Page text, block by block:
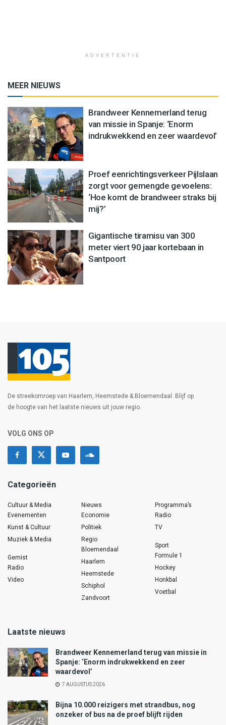
ADVERTENTIE
MEER NIEUWS
Brandweer Kennemerland terug
van missie in Spanje: ‘Enorm
indrukwekkend en zeer waardevol’
Proef eenrichtingsverkeer Pijlslaan
zorgt voor gemengde gevoelens:
‘Hoe komt de brandweer straks bij
mij?’
Gigantische tiramisu van 300
meter viert 90 jaar kortebaan in
Santpoort
De streekomroep van Haarlem, Heemstede & Bloemendaal. Blijf op
de hoogte van het laatste nieuws uit jouw regio.
VOLG ONS OP
Categorieën
Cultuur & Media
Evenementen
Kunst & Cultuur
Muziek & Media
Gemist
Radio
Video
Nieuws
Economie
Politiek
Regio
Bloemendaal
Haarlem
Heemstede
Schiphol
Zandvoort
Programma’s
Radio
TV
Sport
Formule 1
Hockey
Honkbal
Voetbal
Laatste nieuws
Brandweer Kennemerland terug van missie in
Spanje: ‘Enorm indrukwekkend en zeer
waardevol’
7 AUGUSTUS 2026
Bijna 10.000 reizigers met strandbus, nog
onzeker of bus na de proef blijft rijden